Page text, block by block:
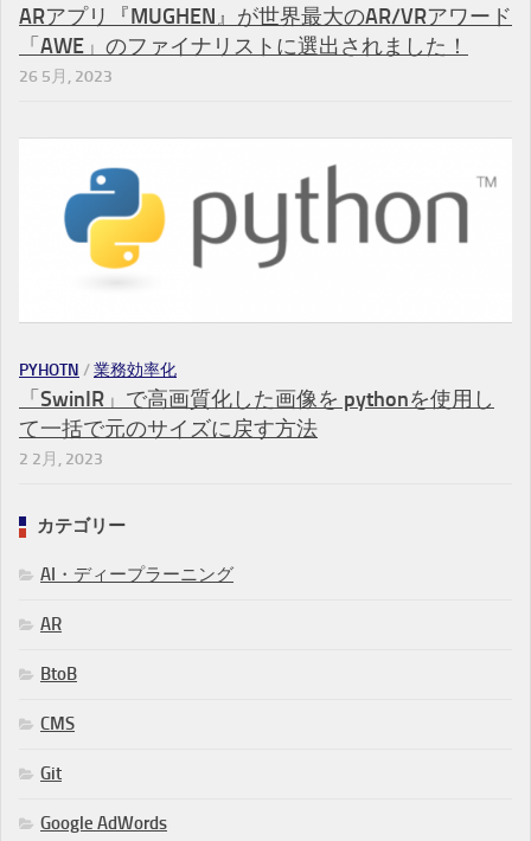
ARアプリ『MUGHEN』が世界最大のAR/VRアワード
「AWE」のファイナリストに選出されました！
26 5月, 2023
PYHOTN /業務効率化
「SwinIR」で高画質化した画像を pythonを使用し
て一括で元のサイズに戻す方法
2 2月, 2023
カテゴリー
AI・ディープラーニング
AR
BtoB
CMS
Git
Google AdWords